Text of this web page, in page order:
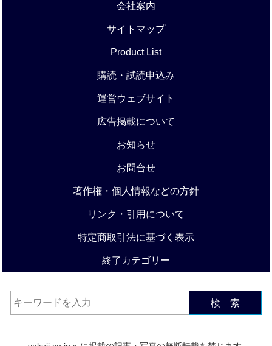
会社案内
サイトマップ
Product List
購読・試読申込み
運営ウェブサイト
広告掲載について
お知らせ
お問合せ
著作権・個人情報などの方針
リンク・引用について
特定商取引法に基づく表示
終了カテゴリー
検 索